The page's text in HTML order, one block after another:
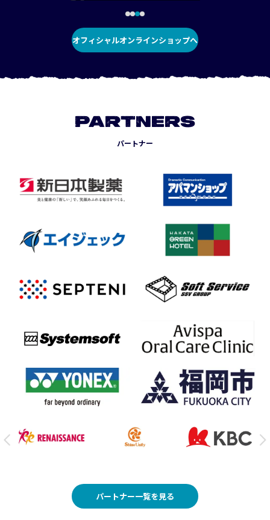
オフィシャルオンラインショップへ
PARTNERS
パートナー
パートナー一覧を見る